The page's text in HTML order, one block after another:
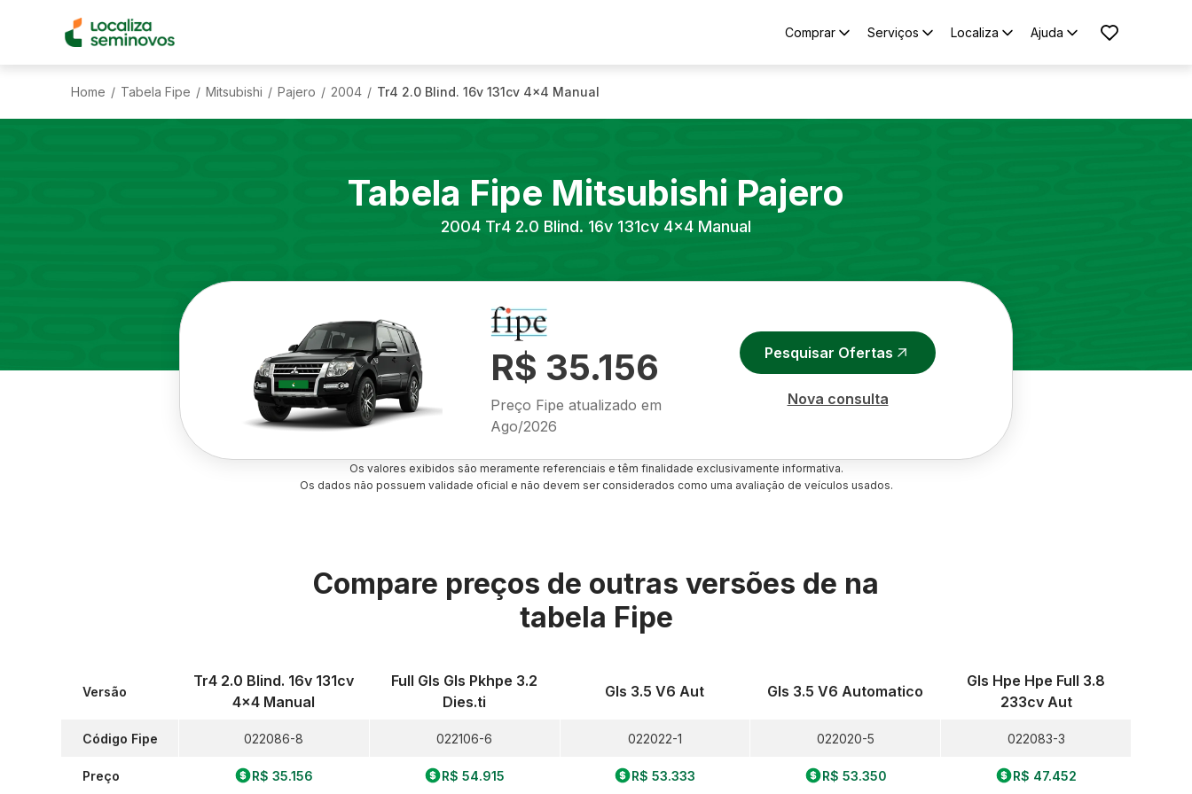
Comprar Serviços Localiza Ajuda
Home / Tabela Fipe / Mitsubishi / Pajero / 2004 / Tr4 2.0 Blind. 16v 131cv 4x4 Manual
Tabela Fipe Mitsubishi Pajero
2004 Tr4 2.0 Blind. 16v 131cv 4x4 Manual
R$ 35.156
Preço Fipe atualizado em
Ago/2026
Pesquisar Ofertas
Nova consulta
Os valores exibidos são meramente referenciais e têm finalidade exclusivamente informativa.
Os dados não possuem validade oficial e não devem ser considerados como uma avaliação de veículos usados.
Compare preços de outras versões de na
tabela Fipe
Versão
Código Fipe
Preço
Tr4 2.0 Blind. 16v 131cv
4x4 Manual
022086-8
R$ 35.156
Full Gls Gls Pkhpe 3.2
Dies.ti
022106-6
R$ 54.915
Gls 3.5 V6 Aut
022022-1
R$ 53.333
Gls 3.5 V6 Automatico
022020-5
R$ 53.350
Gls Hpe Hpe Full 3.8
233cv Aut
022083-3
R$ 47.452